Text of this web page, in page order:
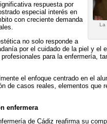
La
respuesta por
especial interés en
con creciente demanda
no solo responde a
por el cuidado de la piel y el
para la enfermería,
el enfoque centrado en el
de casos reales, elementos que
enfermera
de Cádiz reafirma su